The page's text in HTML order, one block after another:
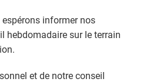
espérons informer nos
hebdomadaire sur le terrain
et de notre conseil